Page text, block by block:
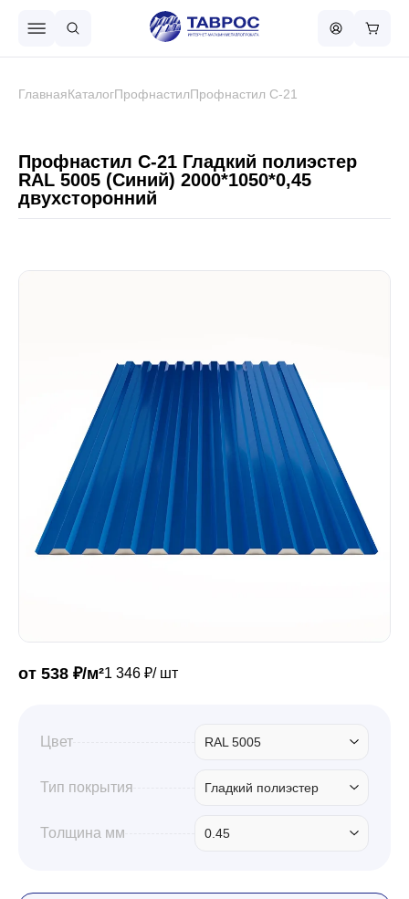
Металлочерепица
Сваи винтовые
Забор
Кровля
Профили для гипсокартона
ГлавнаяКаталогПрофнастилПрофнастил С-21
Профнастил С-21 Гладкий полиэстер
RAL 5005 (Синий) 2000*1050*0,45
двухсторонний
от 538 ₽/м²1 346 ₽/ шт
Цвет RAL 5005
Тип покрытия Гладкий полиэстер
Толщина мм 0.45